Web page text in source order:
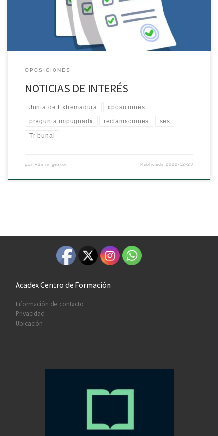
Tribunal para anular preguntas AUXILIAR DE ENFERMERÍA Lista de
OPOSICIONES
NOTICIAS DE INTERÉS
Junta de Extremadura oposiciones
pregunta impugnada reclamaciones ses
Tribunal
por Admin gestor Publicada 2022-12-23
Acadex Centro de Formación
Información de contacto
Privacidad
Ubicación